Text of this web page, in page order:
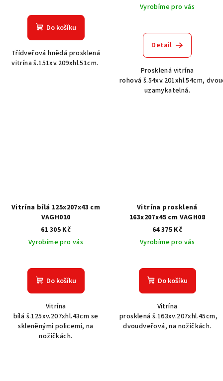
Do košíku
Třídveřová hnědá prosklená
vitrína š.151xv.209xhl.51cm.
Vyrobíme pro vás
Detail
Prosklená vitrína
rohová š.54xv.201xhl.54cm,
uzamykatelná.
Vitrína bílá 125x207x43 cm
VAGH010
61 305 Kč
Vyrobíme pro vás
Do košíku
Vitrína
bílá š.125xv.207xhl.43cm se
skleněnými policemi, na
nožičkách.
Vitrína prosklená
163x207x45 cm VAGH08
64 375 Kč
Vyrobíme pro vás
Do košíku
Vitrína
prosklená š.163xv.207xhl.45cm,
dvoudveřová, na nožičkách.